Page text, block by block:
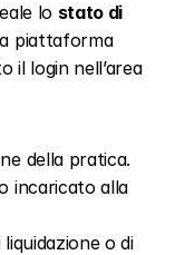
lo stato di
piattaforma
il login nell’area
della pratica.
incaricato alla
o di